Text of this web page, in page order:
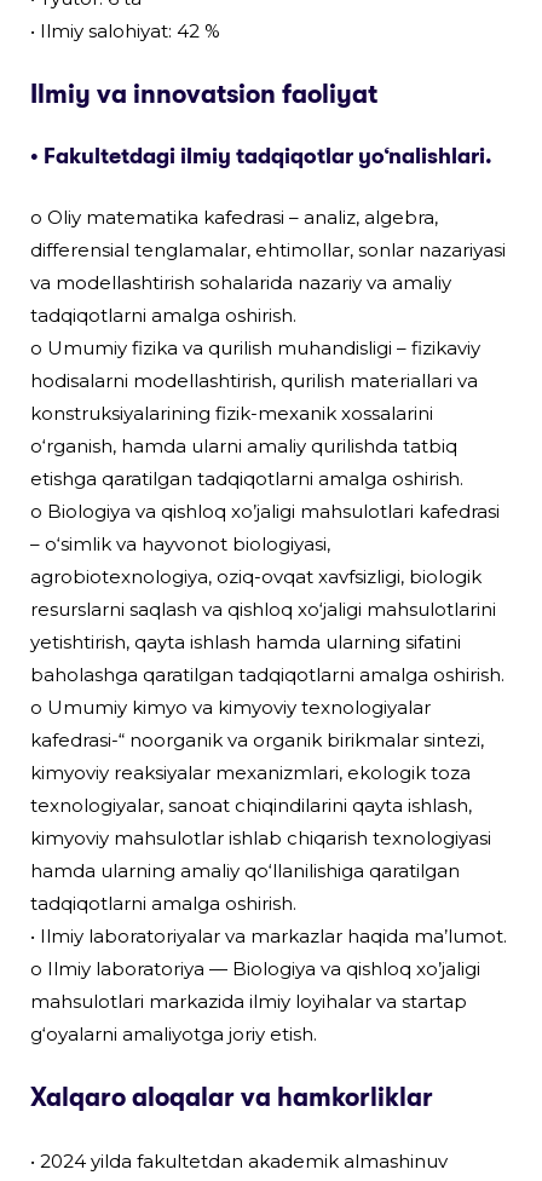
• Ilmiy salohiyat: 42 %
Ilmiy va innovatsion faoliyat
• Fakultetdagi ilmiy tadqiqotlar yo‘nalishlari.
o Oliy matematika kafedrasi – analiz, algebra,
differensial tenglamalar, ehtimollar, sonlar nazariyasi
va modellashtirish sohalarida nazariy va amaliy
tadqiqotlarni amalga oshirish.
o Umumiy fizika va qurilish muhandisligi – fizikaviy
hodisalarni modellashtirish, qurilish materiallari va
konstruksiyalarining fizik-mexanik xossalarini
o‘rganish, hamda ularni amaliy qurilishda tatbiq
etishga qaratilgan tadqiqotlarni amalga oshirish.
o Biologiya va qishloq xo’jaligi mahsulotlari kafedrasi
– o‘simlik va hayvonot biologiyasi,
agrobiotexnologiya, oziq-ovqat xavfsizligi, biologik
resurslarni saqlash va qishloq xo‘jaligi mahsulotlarini
yetishtirish, qayta ishlash hamda ularning sifatini
baholashga qaratilgan tadqiqotlarni amalga oshirish.
o Umumiy kimyo va kimyoviy texnologiyalar
kafedrasi-“ noorganik va organik birikmalar sintezi,
kimyoviy reaksiyalar mexanizmlari, ekologik toza
texnologiyalar, sanoat chiqindilarini qayta ishlash,
kimyoviy mahsulotlar ishlab chiqarish texnologiyasi
hamda ularning amaliy qo‘llanilishiga qaratilgan
tadqiqotlarni amalga oshirish.
• Ilmiy laboratoriyalar va markazlar haqida ma’lumot.
o Ilmiy laboratoriya — Biologiya va qishloq xo’jaligi
mahsulotlari markazida ilmiy loyihalar va startap
g‘oyalarni amaliyotga joriy etish.
Xalqaro aloqalar va hamkorliklar
• 2024 yilda fakultetdan akademik almashinuv